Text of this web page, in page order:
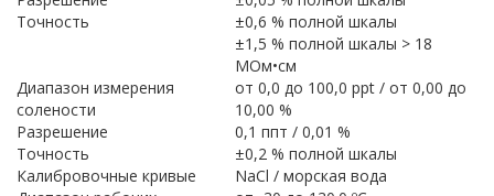
Точность
±0,6 % полной шкалы
±1,5 % полной шкалы > 18
МОм•см
Диапазон измерения
солености
от 0,0 до 100,0 ppt / от 0,00 до
10,00 %
Разрешение
0,1 ппт / 0,01 %
Точность
±0,2 % полной шкалы
Калибровочные кривые
NaCl / морская вода